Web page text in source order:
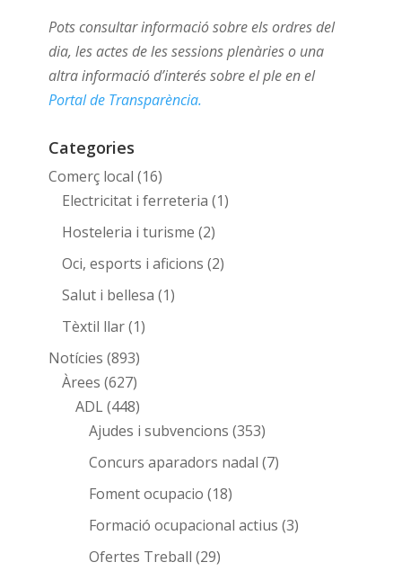
Pots consultar informació sobre els ordres del
dia, les actes de les sessions plenàries o una
altra informació d’interés sobre el ple en el
Portal de Transparència.
Categories
Comerç local (16)
Electricitat i ferreteria (1)
Hosteleria i turisme (2)
Oci, esports i aficions (2)
Salut i bellesa (1)
Tèxtil llar(1)
Notícies (893)
Àrees (627)
ADL(448)
Ajudes i subvencions (353)
Concurs aparadors nadal (7)
Foment ocupacio (18)
Formació ocupacional actius (3)
Ofertes Treball (29)